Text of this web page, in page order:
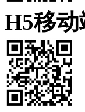
H5移动